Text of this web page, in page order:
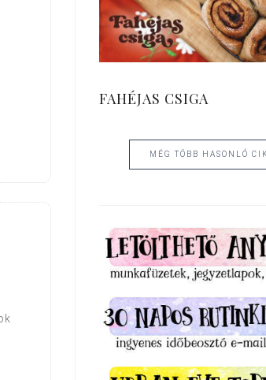
FAHÉJAS CSIGA
MÉG TÖBB HASONLÓ